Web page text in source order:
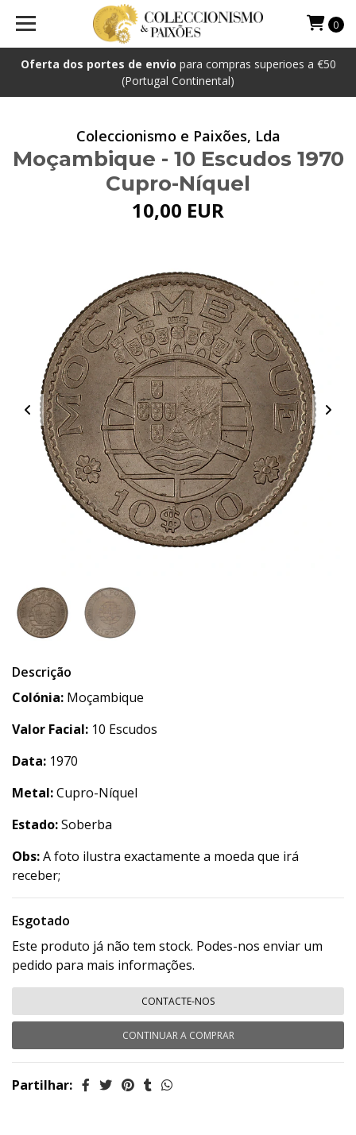
Oferta dos portes de envio para compras superioes a €50
(Portugal Continental)
0
Coleccionismo e Paixões, Lda
Moçambique - 10 Escudos 1970
Cupro-Níquel
10,00 EUR
Descrição
Colónia: Moçambique
Valor Facial: 10 Escudos
Data: 1970
Metal:Cupro-Níquel
Estado:Soberba
Obs:A foto ilustra exactamente a moeda que irá
receber;
Esgotado
Este produto já não tem stock. Podes-nos enviar um
pedido para mais informações.
CONTACTE-NOS
CONTINUAR A COMPRAR
Partilhar: